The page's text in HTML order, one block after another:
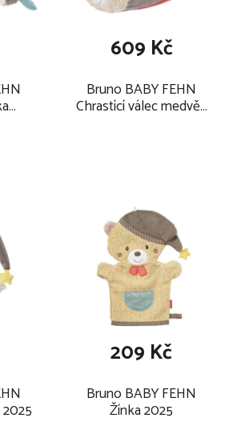
Bruno BABY FEHN
Chrastící válec medvěd
609 Kč
Bruno BABY FEHN
Žínka 2025
209 Kč